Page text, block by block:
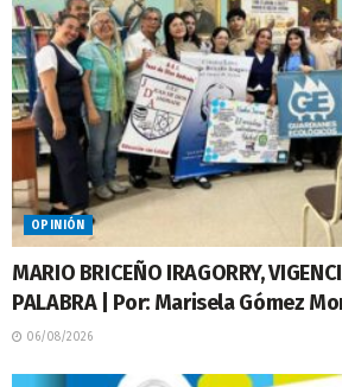
OPINIÓN
MARIO BRICEÑO IRAGORRY,
PALABRA | Por: Marisela Gómez
06/08/2026